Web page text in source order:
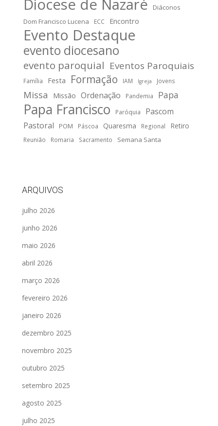
Diocese de Nazaré
Diáconos
Dom Francisco Lucena
ECC Encontro
Evento Destaque
evento diocesano
evento paroquial Eventos Paroquiais
Família Festa Formação IAM Igreja Jovens
Missa Missão Ordenação Pandemia Papa
Papa Francisco Paróquia
Pascom
Pastoral
POM Páscoa Quaresma Regional Retiro
Reunião Romaria Sacramento Semana Santa
ARQUIVOS
julho 2026
junho 2026
maio 2026
abril 2026
março 2026
fevereiro 2026
janeiro 2026
dezembro 2025
novembro 2025
outubro 2025
setembro 2025
agosto 2025
julho 2025